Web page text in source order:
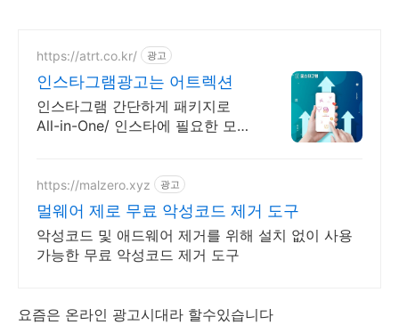
https://atrt.co.kr/ 광고
인스타그램광고는 어트렉션
인스타그램 간단하게 패키지로
All-in-One/ 인스타에 필요한 모든
https://malzero.xyz 광고
멀웨어 제로 무료 악성코드 제거 도구
악성코드 및 애드웨어 제거를 위해 설치 없이 사용
가능한 무료 악성코드 제거 도구
요즘은 온라인 광고시대라 할수있습니다